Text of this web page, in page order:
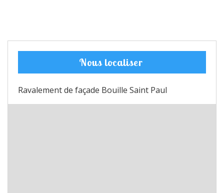
Nous localiser
Ravalement de façade Bouille Saint Paul